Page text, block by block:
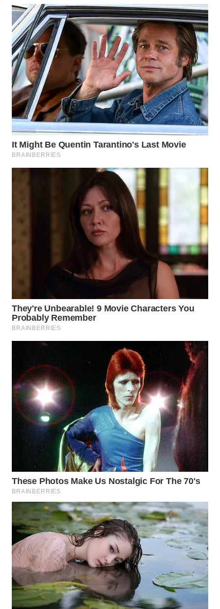
WN
PRIANGAN
TIMUR
WN
SEMARANG
WN
SOLO
WN
BOROBUDUR
SURABAYA
WN
MANDALIKA
LIKUPANG
WN
LABUANBAJO
WN
BORNEO
Media
Group
WAHANA
NEWS
WAHANA
TANI
WAHANA
ADVOKAT